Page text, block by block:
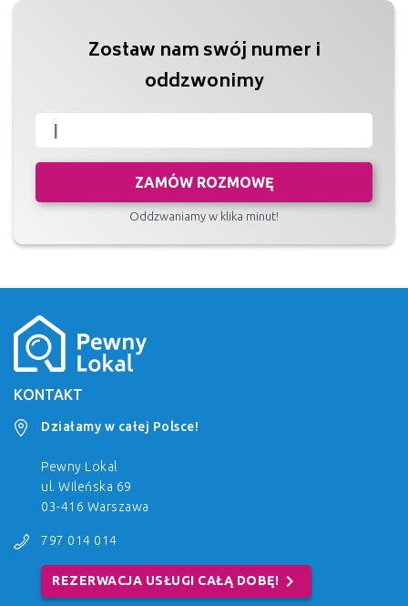
Zostaw nam swój numer i
oddzwonimy
ZAMÓW ROZMOWĘ
Oddzwaniamy w klika minut!
KONTAKT
Działamy w całej Polsce!
Pewny Lokal
ul. Wileńska 69
03-416 Warszawa
797 014 014
REZERWACJA USŁUGI CAŁĄ DOBĘ! chevron_right